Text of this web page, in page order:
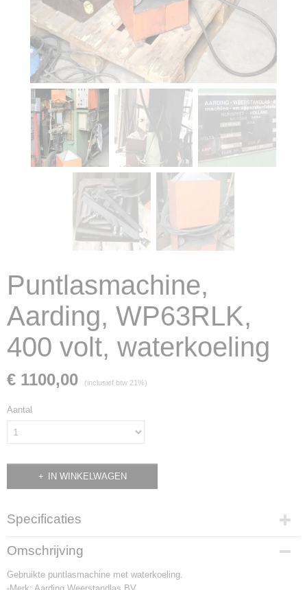
Puntlasmachine,
Aarding, WP63RLK,
400 volt, waterkoeling
€ 1100,00 (inclusief btw 21%)
Aantal
IN WINKELWAGEN
Specificaties
Productcode
2192
Omschrijving
Gebruikte puntlasmachine met waterkoeling.